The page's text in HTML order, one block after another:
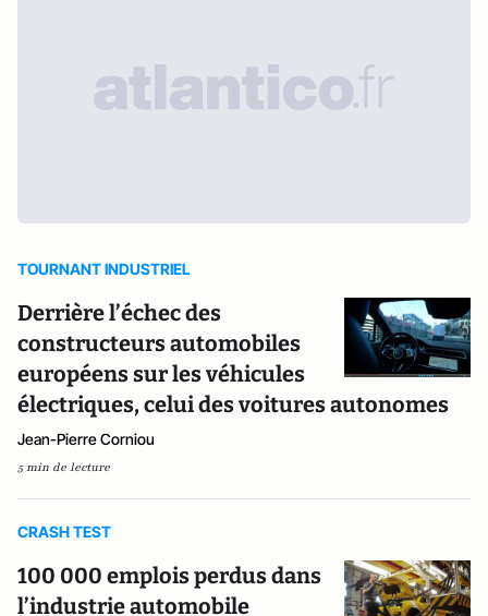
TOURNANT INDUSTRIEL
Derrière l’échec des
constructeurs automobiles
européens sur les véhicules
électriques, celui des voitures autonomes
Jean-Pierre Corniou
5 min de lecture
CRASH TEST
100 000 emplois perdus dans
l’industrie automobile